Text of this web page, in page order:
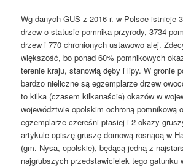
Wg danych GUS z 2016 r. w Polsce istnieje
drzew o statusie pomnika przyrody, 3734
drzew i 770 chronionych ustawowo alej.
większość, bo ponad 60% pomnikowych
terenie kraju, stanowią dęby i lipy. W gronie
bardzo nieliczne są egzemplarze drzew
to kilka (czasem kilkanaście) okazów w
województwie opolskim ochroną pomnikową
egzemplarze czereśni ptasiej i 2 okazy
artykule opiszę gruszę domową rosnącą w
(gm. Nysa, opolskie), będącą jedną z
najgrubszych przedstawicielek tego gatunku